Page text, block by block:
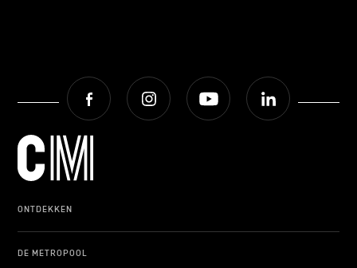
Facebook Instagram Youtube
ONTDEKKEN
DE METROPOOL